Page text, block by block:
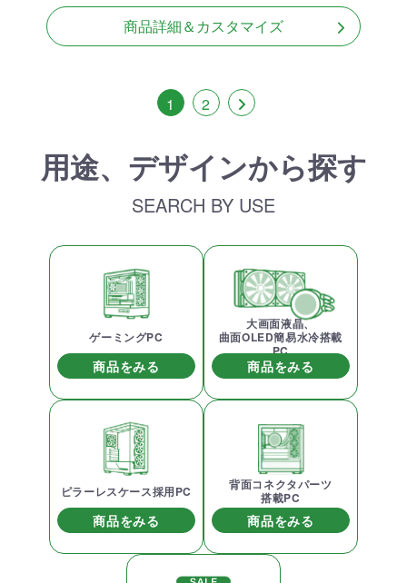
商品詳細＆カスタマイズ
1 2
用途、デザインから探す
SEARCH BY USE
ゲーミングPC
商品をみる
大画面液晶、
曲面OLED簡易水冷搭載
PC
商品をみる
ピラーレスケース採用PC
商品をみる
背面コネクタパーツ
搭載PC
商品をみる